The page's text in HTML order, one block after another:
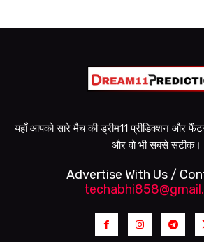
यहाँ आपको सारे मैच की ड्रीम11 प्रीडिक्शन और
और वो भी सबसे सटीक।
Advertise With Us /